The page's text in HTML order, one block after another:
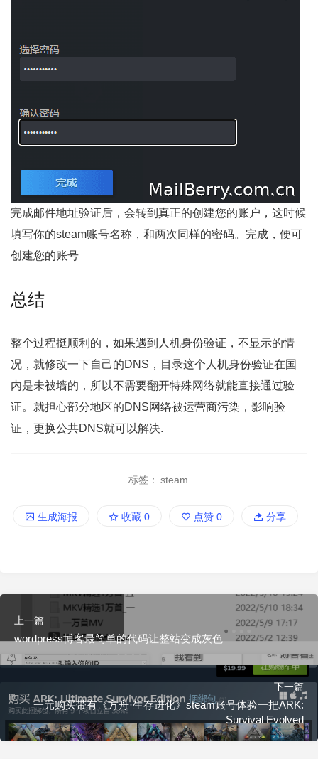
完成邮件地址验证后，会转到真正的创建您的账户，这时候
填写你的steam账号名称，和两次同样的密码。完成，便可
创建您的账号
总结
整个过程挺顺利的，如果遇到人机身份验证，不显示的情
况，就修改一下自己的DNS，目录这个人机身份验证在国
内是未被墙的，所以不需要翻开特殊网络就能直接通过验
证。就担心部分地区的DNS网络被运营商污染，影响验
证，更换公共DNS就可以解决.
标签： steam
生成海报 收藏 0 点赞 0 分享
上一篇
wordpress博客最简单的代码让整站变成灰色
下一篇
一元购买带有《方舟·生存进化》steam账号体验一把ARK:
Survival Evolved